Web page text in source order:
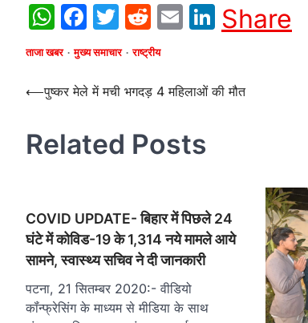
WhatsApp
Facebook
Twitter
Reddit
EmailLinkedIn
Share
ताजा खबर मुख्य समाचार राष्ट्रीय
Post
⟵पुष्कर मेले में मची भगदड़ 4 महिलाओं की मौत
Related Posts
COVID UPDATE- बिहार में पिछले 24
घंटे में कोविड-19 के 1,314 नये मामले आये
सामने, स्वास्थ्य सचिव ने दी जानकारी
पटना, 21 सितम्बर 2020:- वीडियो
कॉंन्फ्रेसिंग के माध्यम से मीडिया के साथ